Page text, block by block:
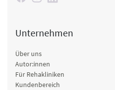
Unternehmen
Über uns
Autor:innen
Für Rehakliniken
Kundenbereich